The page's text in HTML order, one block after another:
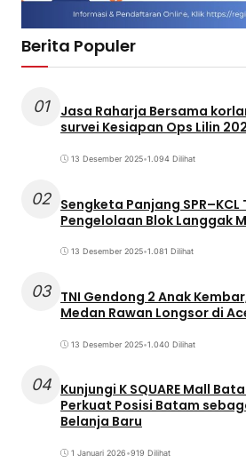
Berita Populer
01
Jasa Raharja Bersama
survei Kesiapan Ops Lilin
13 Desember 2025•1.094 Dilihat
02 Sengketa Panjang SPR–KCL
Pengelolaan Blok Langgak
13 Desember 2025•1.081 Dilihat
03 TNI Gendong 2 Anak
Medan Rawan Longsor di
13 Desember 2025•1.040 Dilihat
04 Kunjungi K SQUARE Mall
Perkuat Posisi Batam
Belanja Baru
1 Januari 2026•919 Dilihat